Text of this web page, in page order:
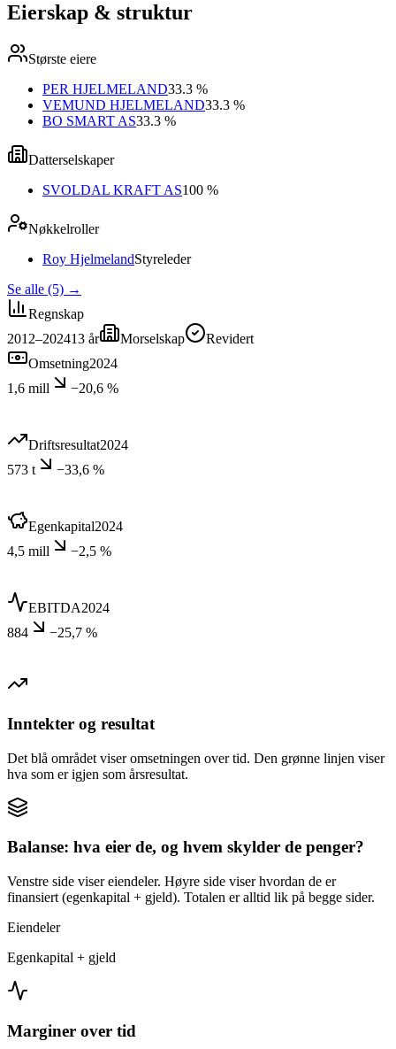
Eierskap & struktur
Største eiere
PER HJELMELAND33.3 %
VEMUND HJELMELAND33.3 %
BO SMART AS33.3 %
Datterselskaper
SVOLDAL KRAFT AS100 %
Nøkkelroller
Roy HjelmelandStyreleder
Se alle (5) →
Regnskap
2012–202413 år Morselskap
Revidert
Omsetning2024
1,6 mill
−20,6 %
Driftsresultat2024
573 t
−33,6 %
Egenkapital2024
4,5 mill
−2,5 %
EBITDA2024
884
−25,7 %
Inntekter og resultat
Det blå området viser omsetningen over tid. Den grønne linjen viser
hva som er igjen som årsresultat.
Balanse: hva eier de, og hvem skylder de penger?
Venstre side viser eiendeler. Høyre side viser hvordan de er
finansiert (egenkapital + gjeld). Totalen er alltid lik på begge sider.
Eiendeler
Egenkapital + gjeld
Marginer over tid